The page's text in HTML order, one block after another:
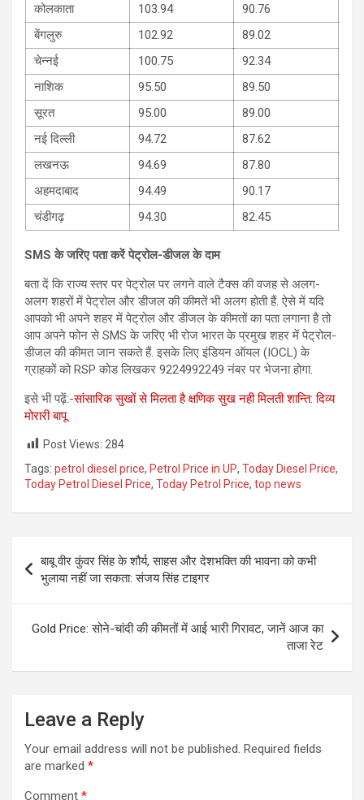
कोलकाता
103.94
90.76
बेंगलुरु
102.92
89.02
चेन्नई
100.75
92.34
नाशिक
95.50
89.50
सूरत
95.00
89.00
नई दिल्ली
94.72
87.62
लखनऊ
94.69
87.80
अहमदाबाद
94.49
90.17
चंडीगढ़
94.30 82.45
SMS के जरिए पता करें पेट्रोल-डीजल के दाम
बता दें कि राज्य स्तर पर पेट्रोल पर लगने वाले टैक्स की वजह से अलग-
अलग शहरों में पेट्रोल और डीजल की कीमतें भी अलग होती हैं. ऐसे में यदि
आपको भी अपने शहर में पेट्रोल और डीजल के कीमतों का पता लगाना है तो
आप अपने फोन से SMS के जरिए भी रोज भारत के प्रमुख शहर में पेट्रोल-
डीजल की कीमत जान सकते हैं. इसके लिए इंडियन ऑयल (IOCL) के
ग्राहकों को RSP कोड लिखकर 9224992249 नंबर पर भेजना होगा.
इसे भी पढ़ें:-सांसारिक सुखों से मिलता है क्षणिक सुख नही मिलती शान्ति: दिव्‍य
मोरारी बापू
Post Views: 284
Tags: petrol diesel price, Petrol Price in UP, Today Diesel Price,
Today Petrol Diesel Price, Today Petrol Price, top news
navigation
बाबू वीर कुंवर सिंह के शौर्य, साहस और देशभक्ति की भावना को कभी
भुलाया नहीं जा सकता: संजय सिंह टाइगर
Gold Price: सोने-चांदी की कीमतों में आई भारी गिरावट, जानें आज का
ताजा रेट
Leave a Reply
Your email address will not be published. Required fields
are marked *
Comment *